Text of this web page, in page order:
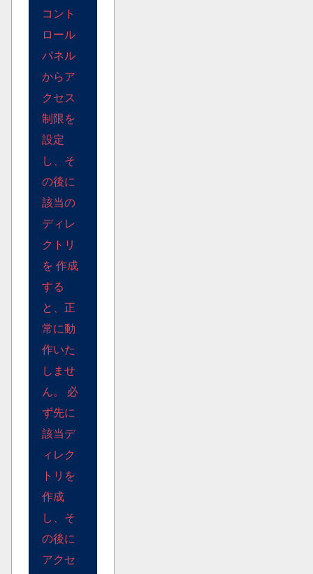
コント
ロール
パネル
からア
クセス
制限を
設定
し、そ
の後に
該当の
ディレ
クトリ
を 作成
する
と、正
常に動
作いた
しませ
ん。 必
ず先に
該当デ
ィレク
トリを
作成
し、そ
の後に
アクセ